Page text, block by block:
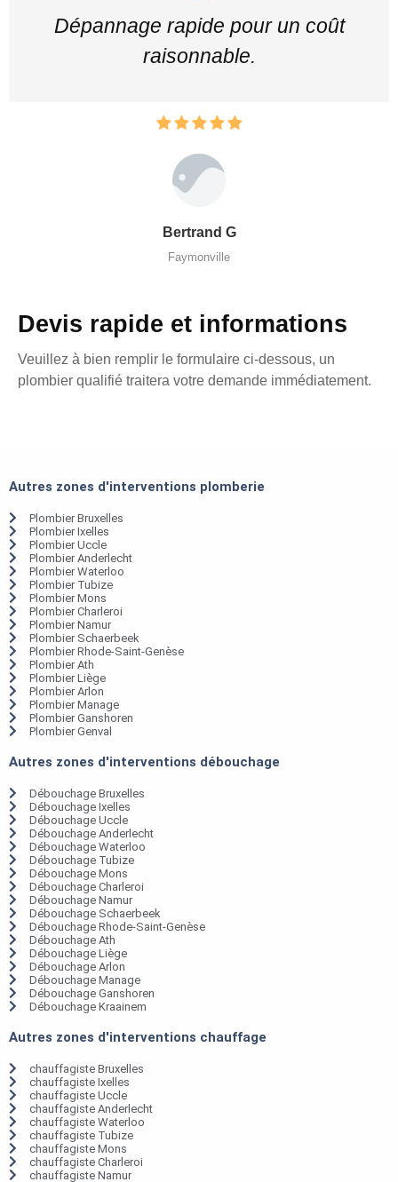
Dépannage rapide pour un coût
raisonnable.
Bertrand G
Faymonville
Devis rapide et informations
Veuillez à bien remplir le formulaire ci-dessous, un
plombier qualifié traitera votre demande immédiatement.
Autres zones d'interventions plomberie
Plombier Bruxelles
Plombier Ixelles
Plombier Uccle
Plombier Anderlecht
Plombier Waterloo
Plombier Tubize
Plombier Mons
Plombier Charleroi
Plombier Namur
Plombier Schaerbeek
Plombier Rhode-Saint-Genèse
Plombier Ath
Plombier Liège
Plombier Arlon
Plombier Manage
Plombier Ganshoren
Plombier Genval
Autres zones d'interventions débouchage
Débouchage Bruxelles
Débouchage Ixelles
Débouchage Uccle
Débouchage Anderlecht
Débouchage Waterloo
Débouchage Tubize
Débouchage Mons
Débouchage Charleroi
Débouchage Namur
Débouchage Schaerbeek
Débouchage Rhode-Saint-Genèse
Débouchage Ath
Débouchage Liège
Débouchage Arlon
Débouchage Manage
Débouchage Ganshoren
Débouchage Kraainem
Autres zones d'interventions chauffage
chauffagiste Bruxelles
chauffagiste Ixelles
chauffagiste Uccle
chauffagiste Anderlecht
chauffagiste Waterloo
chauffagiste Tubize
chauffagiste Mons
chauffagiste Charleroi
chauffagiste Namur